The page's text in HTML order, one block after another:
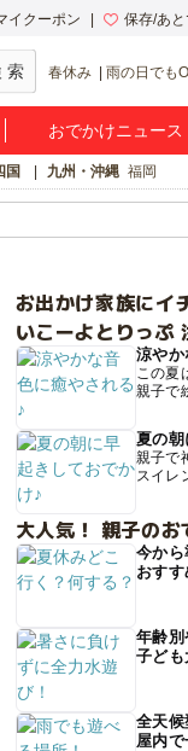
イクーポン 保存/あ
春休み 雨の日でも
おでかけニュース
国 九州・沖縄 福岡
お出かけ家族にイ
いこーよとりっぷ
涼や
この夏
親子で
夏の
親子で
スイレ
大人気！ 親子の
今か
おす
年齢
子ど
全天
屋内